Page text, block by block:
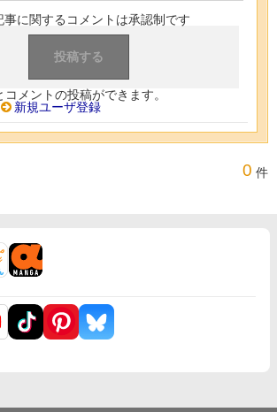
事に関するコメントは承認制です
メントの投稿ができます。
新規ユーザ登録
0 件